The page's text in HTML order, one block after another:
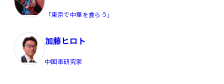
「東京で中華を食らう」
加藤ヒロト
中国車研究家